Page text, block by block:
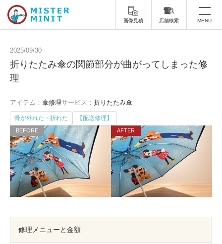
画像見積 店舗検索 MENU
ミスターミニットについて
スーツケース修理
スニーカー修理 靴磨き
カバンの修理 時計修理・電池交換
傘修理 合鍵の作製
2025/09/30
折りたたみ傘の関節部分が曲がってしまった修
理
アイテム： 傘修理サービス： 折りたたみ傘
骨が外れた・折れた 【配送修理】
修理メニューと金額